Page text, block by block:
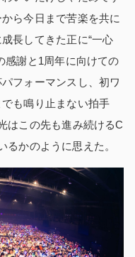
ら今日まで苦楽を共に
長してきた正に“一心
感謝と1周年に向けての
フォーマンスし、初ワ
も鳴り止まない拍手
はこの先も進み続けるC
かのように思えた。